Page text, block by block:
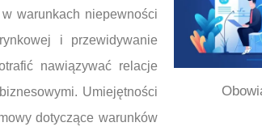
warunkach niepewności
i przewidywanie
nawiązywać relacje
Umiejętności
dotyczące warunków